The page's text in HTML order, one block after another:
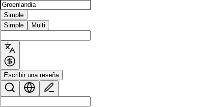
Simple
Simple
Multi
Escribir una reseña